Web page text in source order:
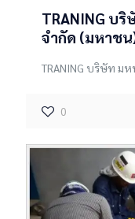
TRANING บ
จำกัด (มหาช
TRANING บริษัท ม
0